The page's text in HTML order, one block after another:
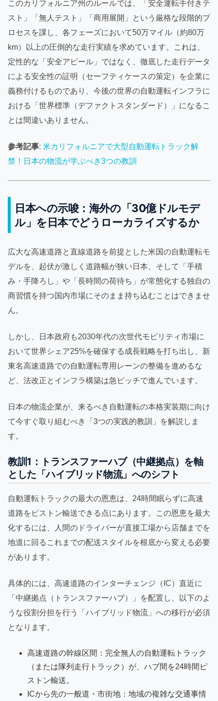
このカリフォルニア州のルールでは、「安全運転手付きテ
スト」「無人テスト」「商用展開」という厳格な段階的プ
ロセスを課し、各フェーズにおいて50万マイル（約80万
km）以上の圧倒的な走行実績を求めています。これは、
定性的な「安全アピール」ではなく、徹底した走行データ
による安全性の証明（セーフティケースの策定）を企業に
義務付けるものであり、今後の世界の自動運転インフラに
おける「世界標準（デファクトスタンダード）」になるこ
とは間違いありません。
参考記事: 米カリフォルニアで大型自動運転トラック解
禁！日本の物流が学ぶべき3つの教訓
日本への示唆：海外の「30億ドルモデ
ル」を日本でどうローカライズするか
広大な高速道路と直線道路を前提とした米国の自動運転モ
デルを、起伏が激しく道路幅が狭い日本、そして「手積
み・手降ろし」や「長時間の荷待ち」が常態化する独自の
商習慣を持つ国内市場にそのまま持ち込むことはできませ
ん。
しかし、日本政府も2030年代の次世代モビリティ市場に
おいて世界シェア25%を確保する成長戦略を打ち出し、新
東名高速道路での自動運転専用レーンの整備を進めるな
ど、法改正とインフラ構築は急ピッチで進んでいます。
日本の物流企業が、来るべき自動運転の本格実装期に向け
て今すぐ取り組むべき「3つの実践的教訓」を解説しま
す。
教訓1：トランスファーハブ（中継拠点）を軸
とした「ハイブリッド物流」へのシフト
自動運転トラックの最大の恩恵は、24時間眠らずに高速
道路をピストン輸送できる点にあります。この恩恵を最大
化するには、人間のドライバーが直接工場から店舗までを
地道に回るこれまでの配送スタイルを根底から変える必要
があります。
具体的には、高速道路のインターチェンジ（IC）直近に
「中継拠点（トランスファーハブ）」を配置し、以下のよ
うな役割分担を行う「ハイブリッド物流」への移行が必須
となります。
高速道路の幹線区間：完全無人の自動運転トラック
（または隊列走行トラック）が、ハブ間を24時間ピ
ストン輸送。
ICから先の一般道・市街地：地域の複雑な交通事情